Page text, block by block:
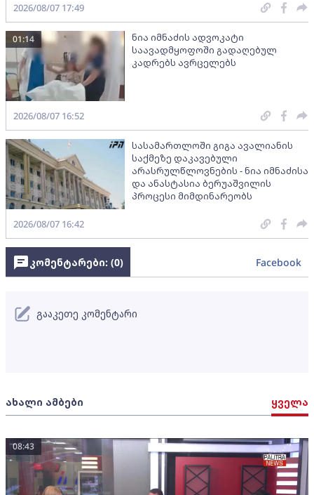
2026/08/07 17:49
ნია იმნაძის ადვოკატი
საავადმყოფოში გადაღებულ
კადრებს ავრცელებს
01:14
2026/08/07 16:52
სასამართლოში გიგა ავალიანის
საქმეზე დაკავებული
არასრულწლოვნების - ნია იმნაძისა
და ანასტასია ბერუაშვილის
პროცესი მიმდინარეობს
2026/08/07 16:42
ახალი ამბები ყველა
08:43
კომენტარები: (0) Facebook
გააკეთე კომენტარი